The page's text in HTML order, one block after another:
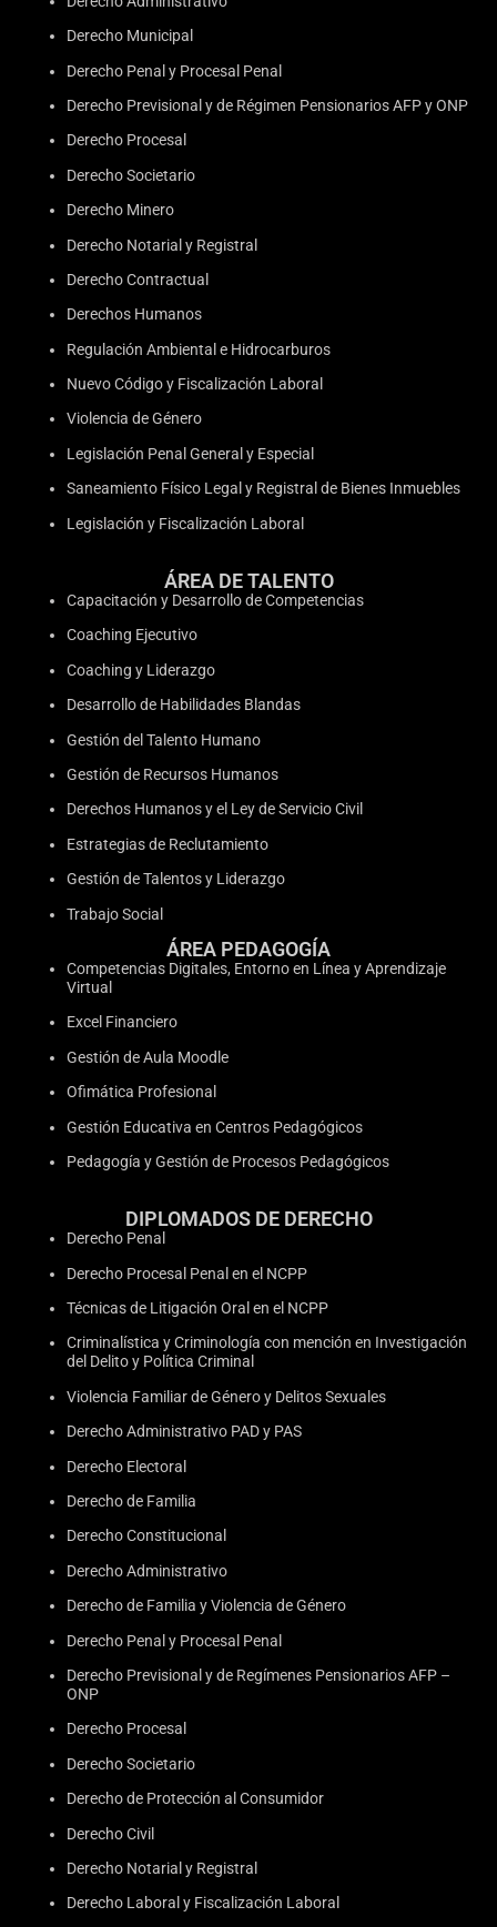
Derecho Municipal
Derecho Penal y Procesal Penal
Derecho Previsional y de Régimen Pensionarios AFP y ONP
Derecho Procesal
Derecho Societario
Derecho Minero
Derecho Notarial y Registral
Derecho Contractual
Derechos Humanos
Regulación Ambiental e Hidrocarburos
Nuevo Código y Fiscalización Laboral
Violencia de Género
Legislación Penal General y Especial
Saneamiento Físico Legal y Registral de Bienes Inmuebles
Legislación y Fiscalización Laboral
ÁREA DE TALENTO
Capacitación y Desarrollo de Competencias
Coaching Ejecutivo
Coaching y Liderazgo
Desarrollo de Habilidades Blandas
Gestión del Talento Humano
Gestión de Recursos Humanos
Derechos Humanos y el Ley de Servicio Civil
Estrategias de Reclutamiento
Gestión de Talentos y Liderazgo
Trabajo Social
ÁREA PEDAGOGÍA
Competencias Digitales, Entorno en Línea y Aprendizaje
Virtual
Excel Financiero
Gestión de Aula Moodle
Ofimática Profesional
Gestión Educativa en Centros Pedagógicos
Pedagogía y Gestión de Procesos Pedagógicos
DIPLOMADOS DE DERECHO
Derecho Penal
Derecho Procesal Penal en el NCPP
Técnicas de Litigación Oral en el NCPP
Criminalística y Criminología con mención en Investigación
del Delito y Política Criminal
Violencia Familiar de Género y Delitos Sexuales
Derecho Administrativo PAD y PAS
Derecho Electoral
Derecho de Familia
Derecho Constitucional
Derecho Administrativo
Derecho de Familia y Violencia de Género
Derecho Penal y Procesal Penal
Derecho Previsional y de Regímenes Pensionarios AFP –
ONP
Derecho Procesal
Derecho Societario
Derecho de Protección al Consumidor
Derecho Civil
Derecho Notarial y Registral
Derecho Laboral y Fiscalización Laboral